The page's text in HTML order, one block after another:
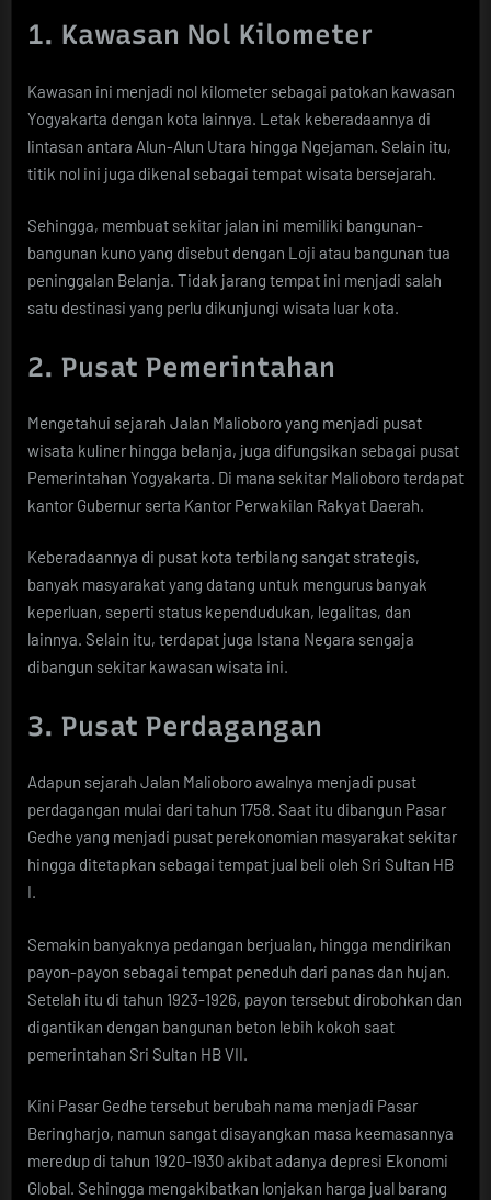
1. Kawasan Nol Kilometer
Kawasan ini menjadi nol kilometer sebagai patokan kawasan
Yogyakarta dengan kota lainnya. Letak keberadaannya di
lintasan antara Alun-Alun Utara hingga Ngejaman. Selain itu,
titik nol ini juga dikenal sebagai tempat wisata bersejarah.
Sehingga, membuat sekitar jalan ini memiliki bangunan-
bangunan kuno yang disebut dengan Loji atau bangunan tua
peninggalan Belanja. Tidak jarang tempat ini menjadi salah
satu destinasi yang perlu dikunjungi wisata luar kota.
2. Pusat Pemerintahan
Mengetahui sejarah Jalan Malioboro yang menjadi pusat
wisata kuliner hingga belanja, juga difungsikan sebagai pusat
Pemerintahan Yogyakarta. Di mana sekitar Malioboro terdapat
kantor Gubernur serta Kantor Perwakilan Rakyat Daerah.
Keberadaannya di pusat kota terbilang sangat strategis,
banyak masyarakat yang datang untuk mengurus banyak
keperluan, seperti status kependudukan, legalitas, dan
lainnya. Selain itu, terdapat juga Istana Negara sengaja
dibangun sekitar kawasan wisata ini.
3. Pusat Perdagangan
Adapun sejarah Jalan Malioboro awalnya menjadi pusat
perdagangan mulai dari tahun 1758. Saat itu dibangun Pasar
Gedhe yang menjadi pusat perekonomian masyarakat sekitar
hingga ditetapkan sebagai tempat jual beli oleh Sri Sultan HB
I.
Semakin banyaknya pedangan berjualan, hingga mendirikan
payon-payon sebagai tempat peneduh dari panas dan hujan.
Setelah itu di tahun 1923-1926, payon tersebut dirobohkan dan
digantikan dengan bangunan beton lebih kokoh saat
pemerintahan Sri Sultan HB VII.
Kini Pasar Gedhe tersebut berubah nama menjadi Pasar
Beringharjo, namun sangat disayangkan masa keemasannya
meredup di tahun 1920-1930 akibat adanya depresi Ekonomi
Global. Sehingga mengakibatkan lonjakan harga jual barang